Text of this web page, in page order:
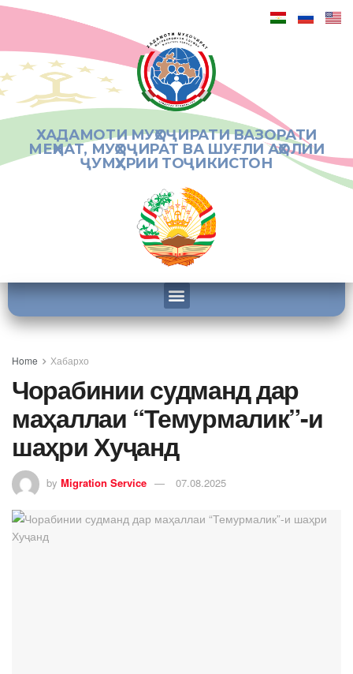
ХАДАМОТИ МУҲОҶИРАТИ ВАЗОРАТИ
МЕҲНАТ, МУҲОҶИРАТ ВА ШУҒЛИ АҲОЛИИ
ҶУМҲУРИИ ТОҶИКИСТОН
Home Хабархо
Чорабинии судманд дар
маҳаллаи “Темурмалик”-и
шаҳри Хуҷанд
by Migration Service 07.08.2025